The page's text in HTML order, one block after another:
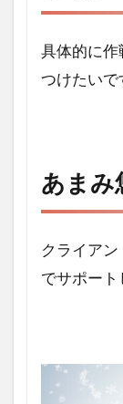
あま
を一
言で
いう
具体的に
つけたいで
あまみ
クライア
でサポート